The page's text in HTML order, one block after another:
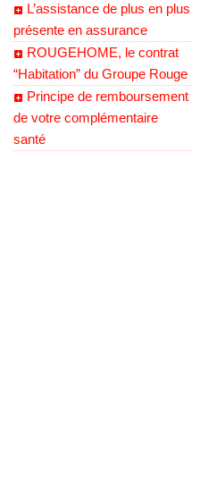
L’assistance de plus en plus
présente en assurance
ROUGEHOME, le contrat
“Habitation” du Groupe Rouge
Principe de remboursement
de votre complémentaire
santé